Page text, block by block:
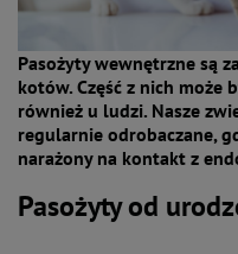
Pasożyty wewnętrzne są
kotów. Część z nich może
również u ludzi. Nasze
regularnie odrobaczane,
narażony na kontakt z
Pasożyty od